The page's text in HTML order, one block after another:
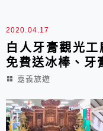
2020.04.17
白人牙膏觀光
免費送冰棒、牙
嘉義旅遊